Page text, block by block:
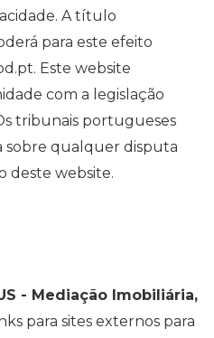
A título
para este efeito
Este website
com a legislação
tribunais portugueses
sobre qualquer disputa
deste website.
- Mediação Imobiliária,
para sites externos para